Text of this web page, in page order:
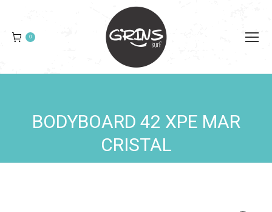
0
BODYBOARD 42 XPE MAR
CRISTAL